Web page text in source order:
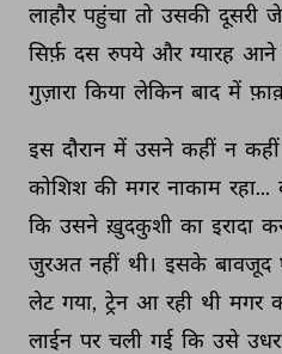
लाहौर पहुंचा तो उसकी दूसरी
सिर्फ़ दस रुपये और ग्यारह आने
गुज़ारा किया लेकिन बाद में
इस दौरान में उसने कहीं न कहीं
कोशिश की मगर नाकाम रहा...
कि उसने ख़ुदकुशी का इरादा
जुरअत नहीं थी। इसके बावजूद
लेट गया, ट्रेन आ रही थी मगर
लाईन पर चली गई कि उसे उधर